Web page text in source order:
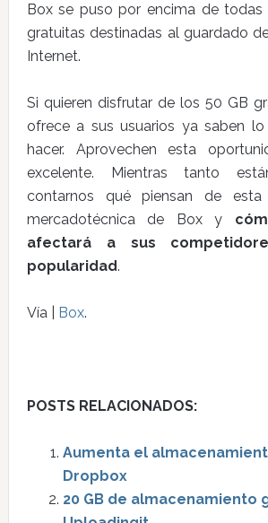
Box se puso por encima de todas
gratuitas destinadas al guardado
Internet.
Si quieren disfrutar de los 50 GB
ofrece a sus usuarios ya saben
hacer. Aprovechen esta
excelente. Mientras tanto
contarnos qué piensan de esta
mercadotécnica de Box y
afectará a sus
popularidad.
Vía | Box.
POSTS RELACIONADOS:
Aumenta el
Dropbox
20 GB de almacenamiento